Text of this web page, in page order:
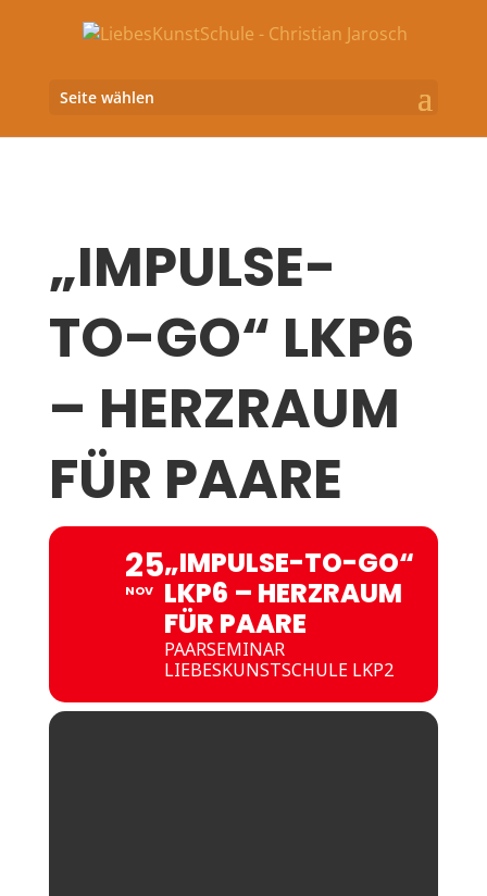
Seite wählen
„IMPULSE-
TO-GO“ LKP6
– HERZRAUM
FÜR PAARE
25
NOV
„IMPULSE-TO-GO“
LKP6 – HERZRAUM
FÜR PAARE
PAARSEMINAR
LIEBESKUNSTSCHULE LKP2